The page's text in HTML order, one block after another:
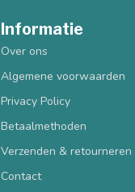
Informatie
Over ons
Algemene voorwaarden
Privacy Policy
Betaalmethoden
Verzenden & retourneren
Contact